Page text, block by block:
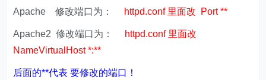
Apache 修改端口为： httpd.conf 里面改 Port **
Apache2 修改端口为：
httpd.conf 里面改
NameVirtualHost *:**
后面的**代表 要修改的端口！